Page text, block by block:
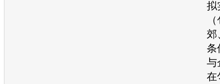
拟
郊
条
与
在